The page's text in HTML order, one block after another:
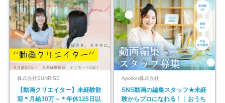
株式会社SUNRISE
【動画クリエイター】未経験歓
迎＊月給30万～＊年休125日以
Apollon株式会社
SNS動画の編集スタッフ★未経
験からプロになれる！｜おうち